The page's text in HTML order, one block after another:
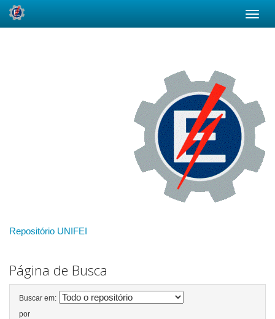
Repositório UNIFEI
Página de Busca
Buscar em:
por